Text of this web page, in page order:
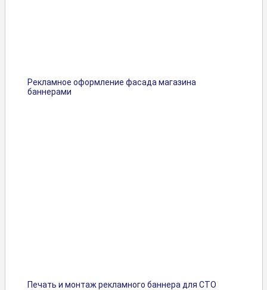
Рекламное оформление фасада магазина
баннерами
Печать и монтаж рекламного баннера для СТО